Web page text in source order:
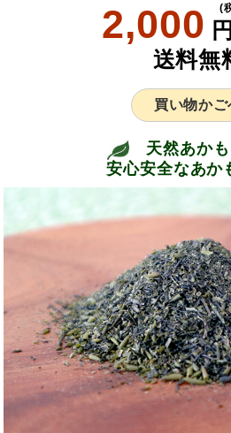
2,000 (
送料無
買い物かご
天然あか
安心安全なあか